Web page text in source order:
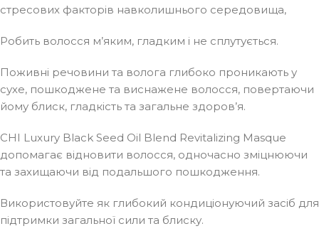
стресових факторів навколишнього середовища,
Робить волосся м’яким, гладким і не сплутується.
Поживні речовини та волога глибоко проникають у
сухе, пошкоджене та виснажене волосся, повертаючи
йому блиск, гладкість та загальне здоров’я.
CHI Luxury Black Seed Oil Blend Revitalizing Masque
допомагає відновити волосся, одночасно зміцнюючи
та захищаючи від подальшого пошкодження.
Використовуйте як глибокий кондиціонуючий засіб для
підтримки загальної сили та блиску.